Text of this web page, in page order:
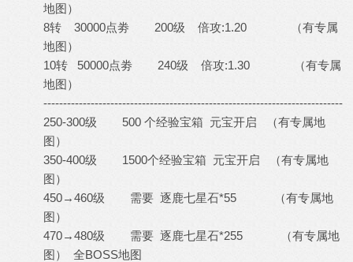
地图）
8转 30000点劵 200级 倍攻:1.20 （有专属
地图）
10转 50000点劵 240级 倍攻:1.30 （有专属
地图）
----------------------------------------------------------------------------
250-300级 500 个经验宝箱 元宝开启 （有专属地
图）
350-400级 1500个经验宝箱 元宝开启 （有专属地
图）
450→460级 需要 逐鹿七星石*55 （有专属地
图）
470→480级 需要 逐鹿七星石*255 （有专属地
图） 全BOSS地图